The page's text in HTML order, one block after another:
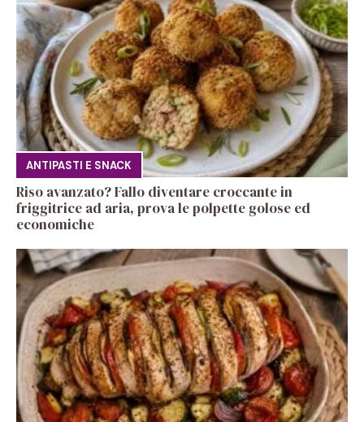
ANTIPASTI E SNACK
Riso avanzato? Fallo diventare croccante in
friggitrice ad aria, prova le polpette golose ed
economiche